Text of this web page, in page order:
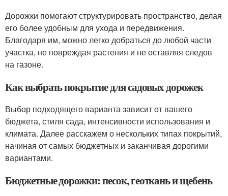
Дорожки помогают структурировать пространство, делая
его более удобным для ухода и передвижения.
Благодаря им, можно легко добраться до любой части
участка, не повреждая растения и не оставляя следов
на газоне.
Как выбрать покрытие для садовых дорожек
Выбор подходящего варианта зависит от вашего
бюджета, стиля сада, интенсивности использования и
климата. Далее расскажем о нескольких типах покрытий,
начиная от самых бюджетных и заканчивая дорогими
вариантами.
Бюджетные дорожки: песок, геоткань и щебень